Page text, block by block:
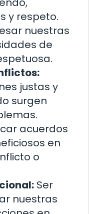
y respeto.
nuestras
de
justas y
surgen
acuerdos
en
o
Ser
nuestras